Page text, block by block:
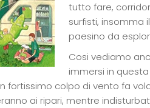
tutto fare,
surfisti, insomma
paesino da
Cosi vediamo
immersi in
fortissimo colpo di vento fa
ai ripari, mentre